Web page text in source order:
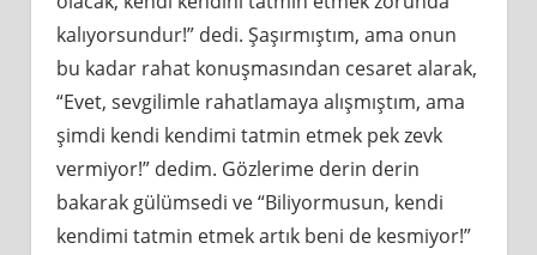
kalıyorsundur!” dedi. Şaşırmıştım, ama onun
bu kadar rahat konuşmasından cesaret alarak,
“Evet, sevgilimle rahatlamaya alışmıştım, ama
şimdi kendi kendimi tatmin etmek pek zevk
vermiyor!” dedim. Gözlerime derin derin
bakarak gülümsedi ve “Biliyormusun, kendi
kendimi tatmin etmek artık beni de kesmiyor!”